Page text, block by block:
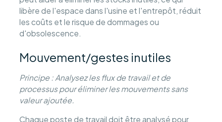
libère de l'espace dans l'usine et l'entrepôt, réduit
les coûts et le risque de dommages ou
d'obsolescence.
Mouvement/gestes inutiles
Principe : Analysez les flux de travail et de
processus pour éliminer les mouvements sans
valeur ajoutée.
Chaque poste de travail doit être analysé pour